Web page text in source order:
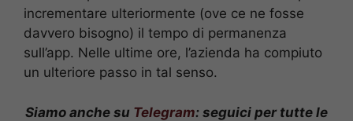
incrementare ulteriormente (ove ce ne fosse
davvero bisogno) il tempo di permanenza
sull’app. Nelle ultime ore, l’azienda ha compiuto
un ulteriore passo in tal senso.
Siamo anche su Telegram: seguici per tutte le